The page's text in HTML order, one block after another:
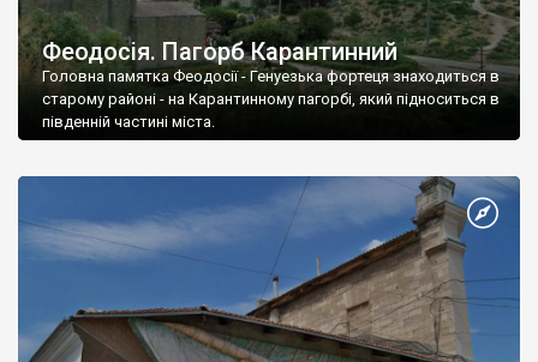
Феодосія. Пагорб Карантинний
Головна памятка Феодосії - Генуезька фортеця знаходиться в
старому районі - на Карантинному пагорбі, який підноситься в
південній частині міста.